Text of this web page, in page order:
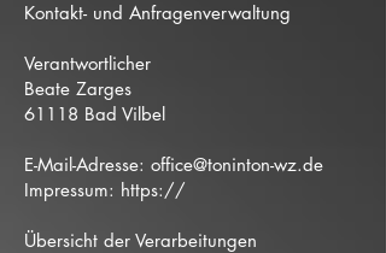
Kontakt- und Anfragenverwaltung
Verantwortlicher
Beate Zarges
61118 Bad Vilbel
E-Mail-Adresse: office@toninton-wz.de
Impressum: https://
Übersicht der Verarbeitungen